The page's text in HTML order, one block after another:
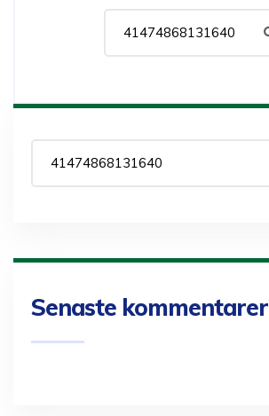
Senaste kommentarer